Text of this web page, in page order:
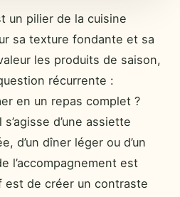
un pilier de la cuisine
sa texture fondante et sa
les produits de saison,
récurrente :
en un repas complet ?
d’une assiette
d’un dîner léger ou d’un
l’accompagnement est
est de créer un contraste